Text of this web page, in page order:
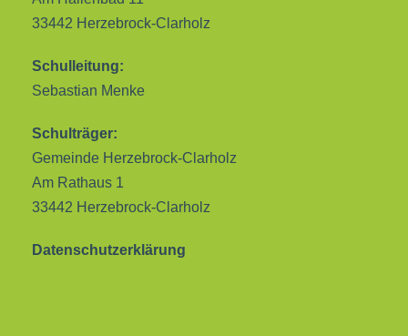
33442 Herzebrock-Clarholz
Schulleitung:
Sebastian Menke
Schulträger:
Gemeinde Herzebrock-Clarholz
Am Rathaus 1
33442 Herzebrock-Clarholz
Datenschutzerklärung